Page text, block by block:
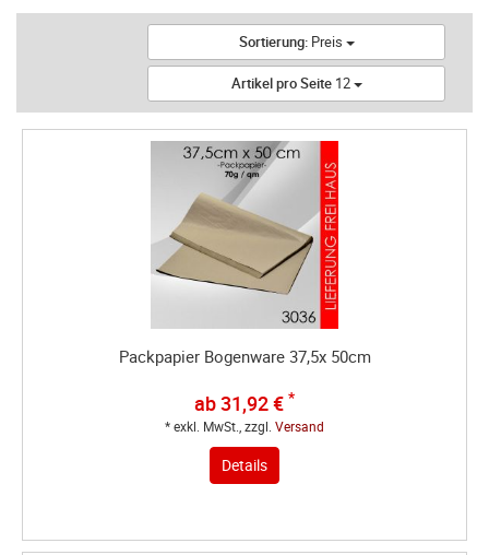
Sortierung: Preis
Artikel pro Seite 12
Packpapier Bogenware 37,5x 50cm
ab 31,92 € *
* exkl. MwSt., zzgl. Versand
Details